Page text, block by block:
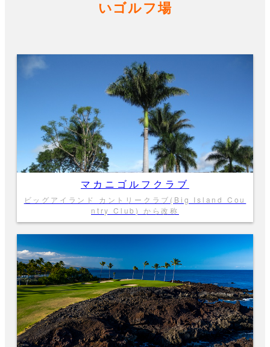
いゴルフ場
マカニゴルフクラブ
ビッグアイランド カントリークラブ(Big Island Cou
ntry Club) から改称